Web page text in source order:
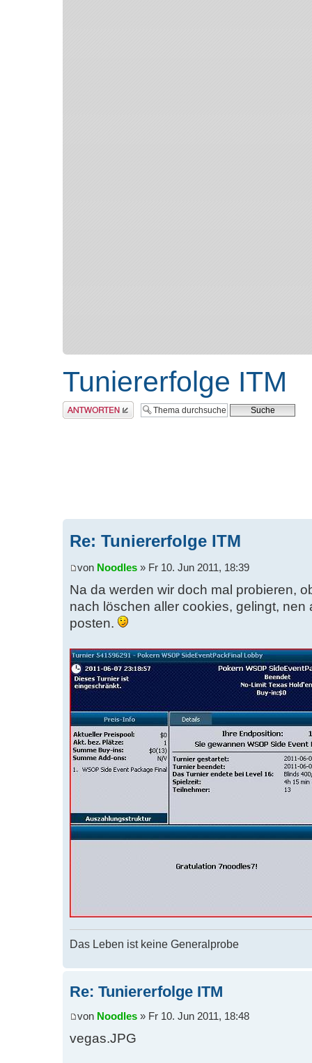
Tuniererfolge ITM
Antwort erstellen
Re: Tuniererfolge ITM
von Noodles » Fr 10. Jun 2011, 18:39
Na da werden wir doch mal probieren,
nach löschen aller cookies, gelingt,
posten.
Das Leben ist keine Generalprobe
Re: Tuniererfolge ITM
von Noodles » Fr 10. Jun 2011, 18:48
vegas.JPG